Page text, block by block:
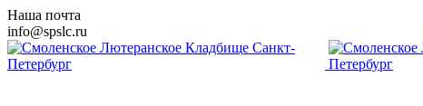
Наша почта
info@spslc.ru